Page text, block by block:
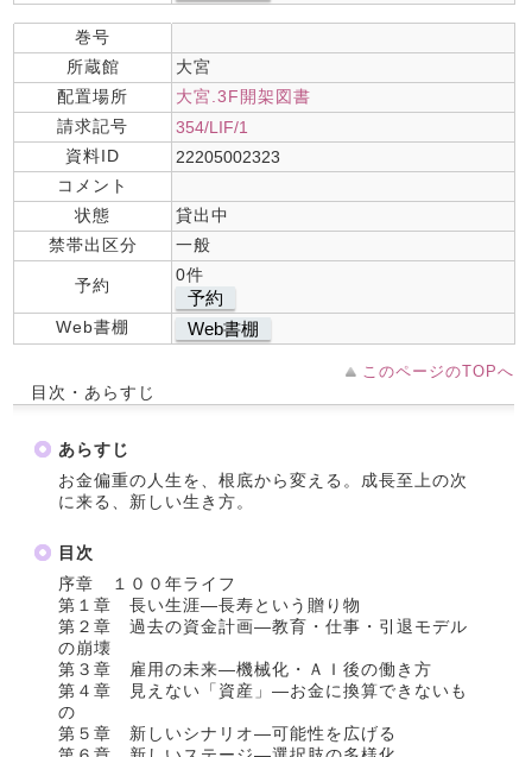
巻号
所蔵館
大宮
配置場所
大宮.3F開架図書
請求記号
354/LIF/1
資料ID
22205002323
コメント
状態
貸出中
禁帯出区分
一般
予約
0件
予約
Web書棚 Web書棚
このページのTOPへ
目次・あらすじ
あらすじ
お金偏重の人生を、根底から変える。成長至上の次
に来る、新しい生き方。
目次
序章 １００年ライフ
第１章 長い生涯―長寿という贈り物
第２章 過去の資金計画―教育・仕事・引退モデル
の崩壊
第３章 雇用の未来―機械化・ＡＩ後の働き方
第４章 見えない「資産」―お金に換算できないも
の
第５章 新しいシナリオ―可能性を広げる